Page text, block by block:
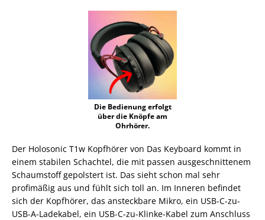
Die Bedienung erfolgt
über die Knöpfe am
Ohrhörer.
Der Holosonic T1w Kopfhörer von Das Keyboard kommt in
einem stabilen Schachtel, die mit passen ausgeschnittenem
Schaumstoff gepolstert ist. Das sieht schon mal sehr
profimäßig aus und fühlt sich toll an. Im Inneren befindet
sich der Kopfhörer, das ansteckbare Mikro, ein USB-C-zu-
USB-A-Ladekabel, ein USB-C-zu-Klinke-Kabel zum Anschluss